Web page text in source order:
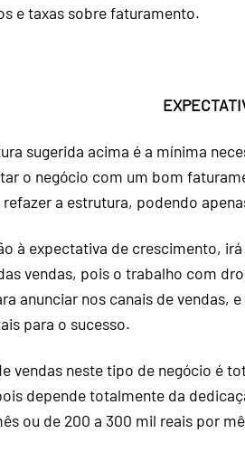
e taxas sobre faturamento.
sugerida acima é a mínima
o negócio com um bom
refazer a estrutura, podendo
à expectativa de crescimento,
vendas, pois o trabalho com
anunciar nos canais de vendas,
para o sucesso.
vendas neste tipo de negócio é
depende totalmente da
ou de 200 a 300 mil reais por